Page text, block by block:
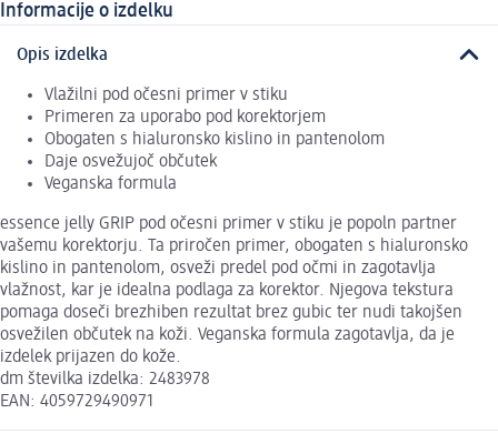
Informacije o izdelku
Opis izdelka
Vlažilni pod očesni primer v stiku
Primeren za uporabo pod korektorjem
Obogaten s hialuronsko kislino in pantenolom
Daje osvežujoč občutek
Veganska formula
essence jelly GRIP pod očesni primer v stiku je popoln partner
vašemu korektorju. Ta priročen primer, obogaten s hialuronsko
kislino in pantenolom, osveži predel pod očmi in zagotavlja
vlažnost, kar je idealna podlaga za korektor. Njegova tekstura
pomaga doseči brezhiben rezultat brez gubic ter nudi takojšen
osvežilen občutek na koži. Veganska formula zagotavlja, da je
izdelek prijazen do kože.
dm številka izdelka: 2483978
EAN: 4059729490971